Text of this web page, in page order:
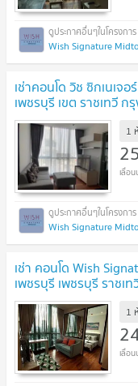
Wish Signature
เช่าคอนโด วิช ซิกเนเจ
เพชรบุรี เขต ราชเทวี
@connexproperty ต
1
Wish Signature
เช่า คอนโด Wish
เพชรบุรี เพชรบุรี ราชเ
@connexproperty ต
1